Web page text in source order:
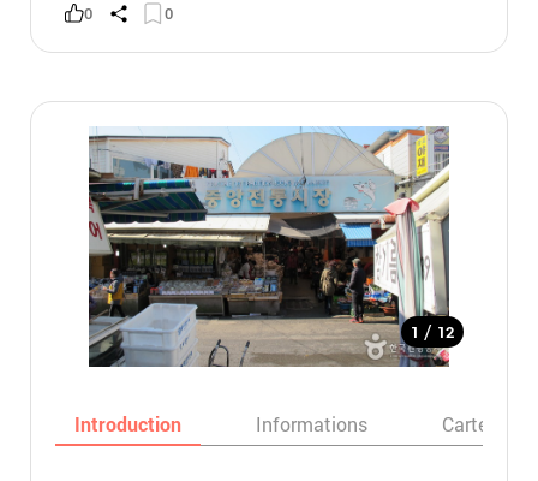
0 0
1 / 12
Introduction Informations Carte